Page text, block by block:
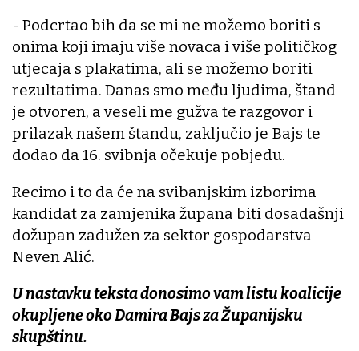
- Podcrtao bih da se mi ne možemo boriti s
onima koji imaju više novaca i više političkog
utjecaja s plakatima, ali se možemo boriti
rezultatima. Danas smo među ljudima, štand
je otvoren, a veseli me gužva te razgovor i
prilazak našem štandu, zaključio je Bajs te
dodao da 16. svibnja očekuje pobjedu.
Recimo i to da će na svibanjskim izborima
kandidat za zamjenika župana biti dosadašnji
dožupan zadužen za sektor gospodarstva
Neven Alić.
U nastavku teksta donosimo vam listu koalicije
okupljene oko Damira Bajs za Županijsku
skupštinu.